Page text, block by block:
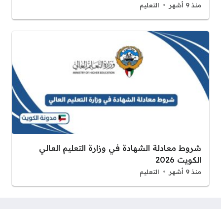
منذ 9 أشهر التعليم
شروط معادلة الشهادة في وزارة التعليم العالي
الكويت 2026
منذ 9 أشهر التعليم